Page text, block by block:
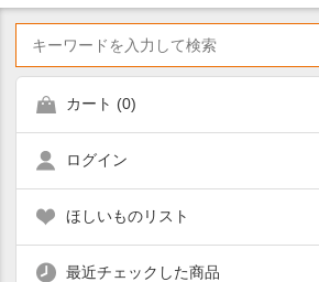
カート (0)
ログイン
ほしいものリスト
最近チェックした商品